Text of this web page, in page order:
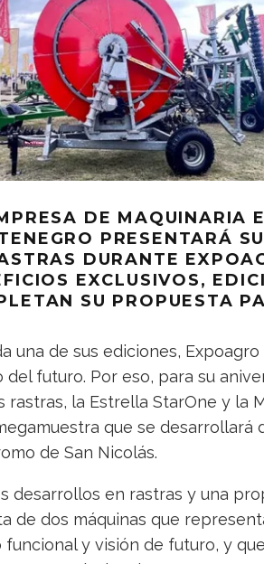
DE MAQUINARIA
PRESENTARÁ
DURANTE
EXCLUSIVOS,
SU PROPUESTA
una de sus ediciones,
del futuro. Por eso, para su
rastras, la Estrella StarOne y la
que se desarrollará
de San Nicolás.
desarrollos en rastras y una
de dos máquinas que
funcional y visión de futuro, y